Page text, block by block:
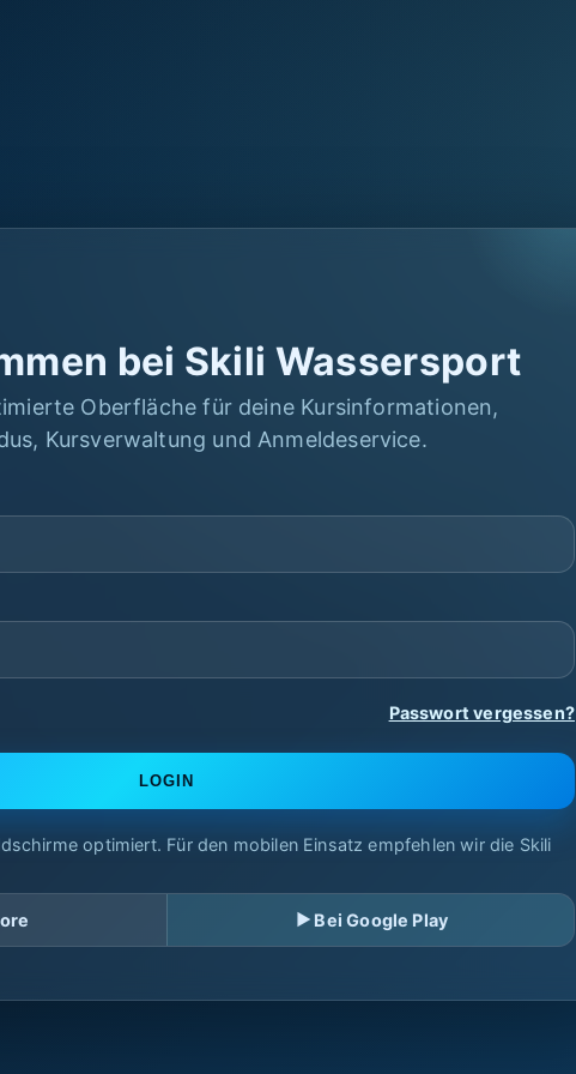
bei Skili Wassersport
Oberfläche für deine Kursinformationen,
Kursverwaltung und Anmeldeservice.
Passwort vergessen?
LOGIN
optimiert. Für den mobilen Einsatz empfehlen wir die Skili
▶ Bei Google Play